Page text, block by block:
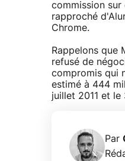
commission
rapproché
Chrome.
Rappelons que
refusé de
compromis qui
estimé à 444
juillet 2011 et le
Par